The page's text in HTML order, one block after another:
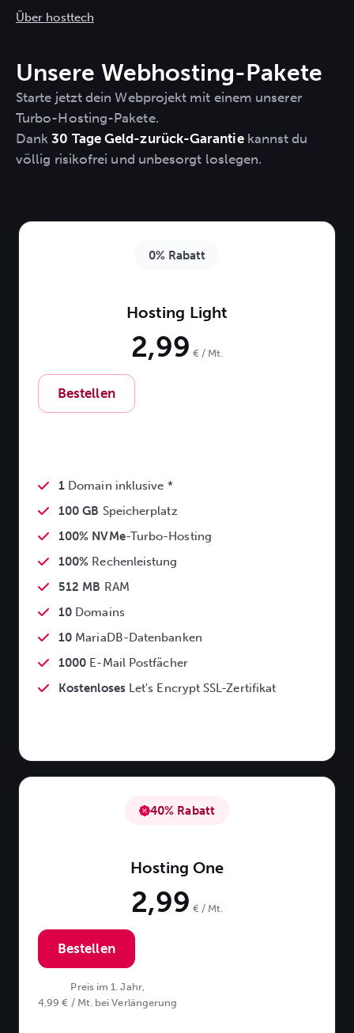
Über hosttech
Unsere Webhosting-Pakete
Starte jetzt dein Webprojekt mit einem unserer
Turbo-Hosting-Pakete.
Dank30 Tage Geld-zurück-Garantiekannst du
völlig risikofrei und unbesorgt loslegen.
0% Rabatt
Hosting Light
2,99 € / Mt.
Bestellen
1 Domain inklusive *
100 GB Speicherplatz
100% NVMe-Turbo-Hosting
100% Rechenleistung
512 MB RAM
10 Domains
10 MariaDB-Datenbanken
1000 E-Mail Postfächer
Kostenloses Let's Encrypt SSL-Zertifikat
40% Rabatt
Hosting One
2,99 € / Mt.
Bestellen
Preis im 1. Jahr,
4,99 € / Mt. bei Verlängerung